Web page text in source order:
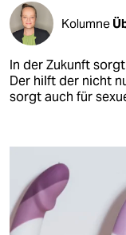
Kolumne
In der Zukunft
Der hilft der nicht
sorgt auch für